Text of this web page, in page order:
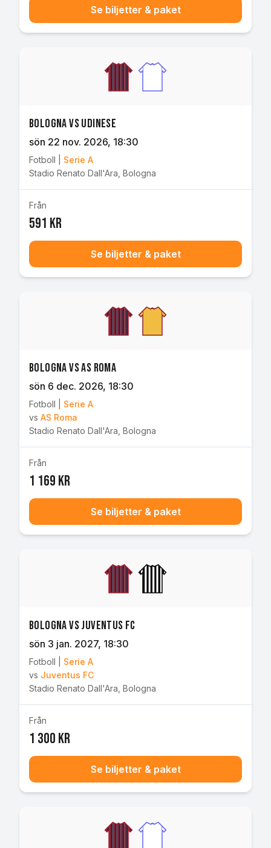
Se biljetter & paket
Bologna vs Udinese
sön 22 nov. 2026, 18:30
Fotboll
Serie A
Stadio Renato Dall'Ara Bologna
Från
591 kr
Se biljetter & paket
Bologna vs AS Roma
sön 6 dec. 2026, 18:30
Fotboll
Serie A
vs AS Roma
Stadio Renato Dall'Ara Bologna
Från
1 169 kr
Se biljetter & paket
Bologna vs Juventus FC
sön 3 jan. 2027, 18:30
Fotboll
Serie A
vs Juventus FC
Stadio Renato Dall'Ara Bologna
Från
1 300 kr
Se biljetter & paket